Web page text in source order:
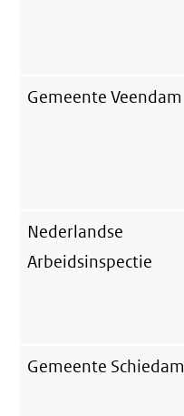
Gemeente Veendam
Nederlandse
Arbeidsinspectie
Gemeente Schiedam